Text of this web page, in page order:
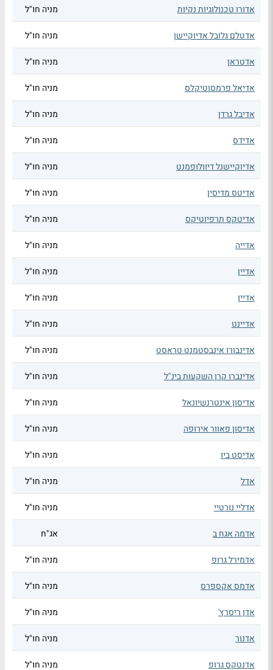
אדורו טכנולוגיות נקיות מניה חו"ל
אדטלם גלובל אדיוקיישן מניה חו"ל
אדטראן מניה חו"ל
אדיאל פרמסוטיקלס מניה חו"ל
אדיבל גרדן מניה חו"ל
אדידס מניה חו"ל
אדיוקיישנל דיוולופמנט מניה חו"ל
אדיטס מדיסין מניה חו"ל
אדיטקס תרפיוטיקס מניה חו"ל
אדייה מניה חו"ל
אדיין מניה חו"ל
אדיין מניה חו"ל
אדיינט מניה חו"ל
אדינבורו אינבסטמנט טראסט מניה חו"ל
אדינברו קרן השקעות בינ"ל מניה חו"ל
אדיסון אינטרנשיונאל מניה חו"ל
אדיסון פאוור אירופה מניה חו"ל
אדיסט ביו מניה חו"ל
אדל מניה חו"ל
אדליי נורטיי מניה חו"ל
אדמה אגח ב אג"ח
אדמירל גרופ מניה חו"ל
אדמס אקספרס מניה חו"ל
אדן ריסרץ' מניה חו"ל
אדנור מניה חו"ל
אדנטקס גרופ מניה חו"ל